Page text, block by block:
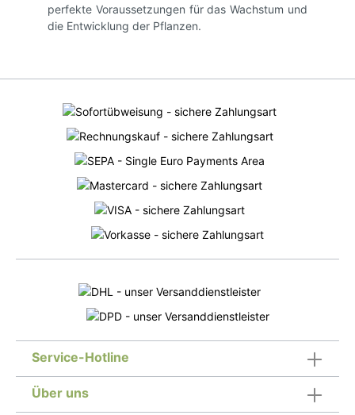
perfekte Voraussetzungen für das Wachstum und
die Entwicklung der Pflanzen.
Service-Hotline
Über uns